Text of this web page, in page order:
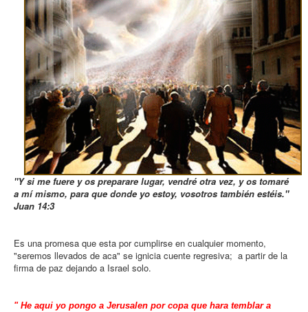
"Y si me fuere y os preparare lugar, vendré otra vez, y os tomaré
a mí mismo, para que donde yo estoy, vosotros también estéis."
Juan 14:3
Es una promesa que esta por cumplirse en cualquier momento,
"seremos llevados de aca" se ignicia cuente regresiva; a partir de la
firma de paz dejando a Israel solo.
" He aqui yo pongo a Jerusalen por copa que hara temblar a